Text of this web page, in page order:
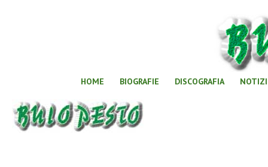
HOME BIOGRAFIE DISCOGRAFIA